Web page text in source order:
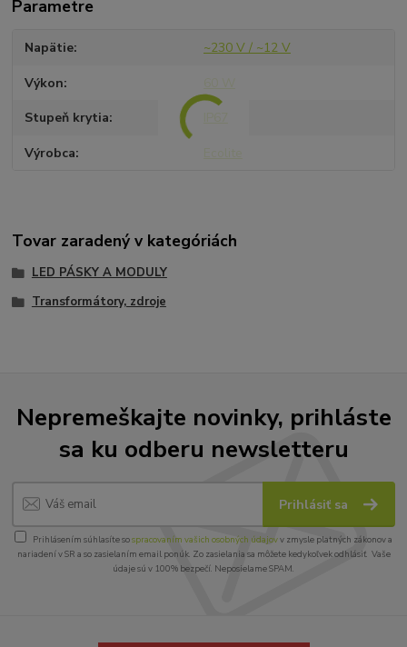
Parametre
Napätie ~230 V / ~12 V
Výkon
Stupeň krytia
Výrobca
Tovar zaradený v kategóriách
LED PÁSKY A MODULY
Transformátory, zdroje
Nepremeškajte novinky, prihláste
sa ku odberu newsletteru
Prihlásiť sa
Prihlásením súhlasíte sospracovaním vašich osobných údajovv zmysle platných zákonov a
nariadení v SR a so zasielaním email ponúk. Zo zasielania sa môžete kedykoľvek odhlásiť. Vaše
údaje sú v 100% bezpečí. Neposielame SPAM.